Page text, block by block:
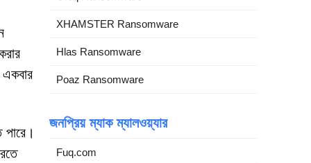
একবার
XHAMSTER Ransomware
Hlas Ransomware
Poaz Ransomware
জনপ্রিয় ম্যাক ম্যালওয়্যার
Fuq.com